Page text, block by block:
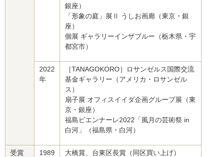
銀座）
「形象の庭」展Ⅱ うしお画廊（東京・銀
座）
個展 ギャラリーインザブルー（栃木県・宇
都宮市）
2022
年
［TANAGOKORO］ロサンゼルス国際交流
基金ギャラリー（アメリカ・ロサンゼル
ス）
扇子展 オフィスイイダ企画グループ展（東
京・銀座）
福島ビエンナーレ2022「風月の芸術祭 in
白河」（福島県・白河）
受賞
1989
大橋賞、台東区長賞（同区買い上げ）